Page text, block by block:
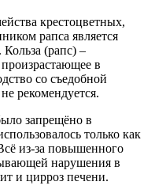
крестоцветных,
рапса является
Кольза (рапс) –
в
со съедобной
рекомендуется.
запрещёно в
только как
из-за повышенного
нарушения в
и цирроз печени.